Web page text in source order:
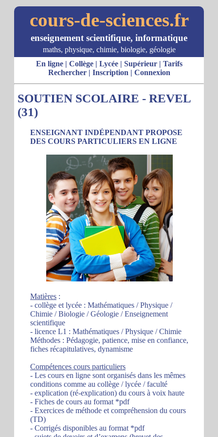
cours-de-sciences.fr
enseignement scientifique, informatique
maths, physique, chimie, biologie, géologie
En ligne| Collège| Lycée| Supérieur| Tarifs
Rechercher| Inscription | Connexion
SOUTIEN SCOLAIRE - REVEL
(31)
ENSEIGNANT INDÉPENDANT PROPOSE
DES COURS PARTICULIERS EN LIGNE
Matières :
- collège et lycée : Mathématiques / Physique /
Chimie / Biologie / Géologie / Enseignement
scientifique
- licence L1 : Mathématiques / Physique / Chimie
Méthodes : Pédagogie, patience, mise en confiance,
fiches récapitulatives, dynamisme
Compétences cours particuliers
- Les cours en ligne sont organisés dans les mêmes
conditions comme au collège / lycée / faculté
- explication (ré-explication) du cours à voix haute
- Fiches de cours au format *pdf
- Exercices de méthode et compréhension du cours
(TD)
- Corrigés disponibles au format *pdf